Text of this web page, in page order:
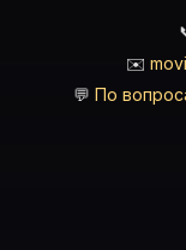
✉️
💬 По